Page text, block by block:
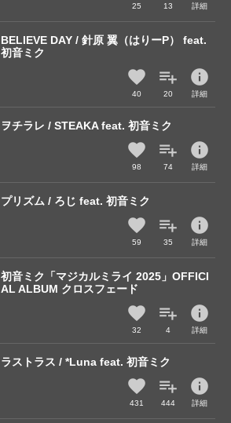
25 13 詳細
BELIEVE DAY / 針原 翼（はりーP） feat.
初音ミク
40 20
info
詳細
ヲチラレ / STEAKA feat. 初音ミク
98 74
info
詳細
プリズム / ろじ feat. 初音ミク
59 35
info
詳細
初音ミク「マジカルミライ 2025」OFFICI
AL ALBUM クロスフェード
32 4
info
詳細
ラストラス / *Luna feat. 初音ミク
431 444
info
詳細